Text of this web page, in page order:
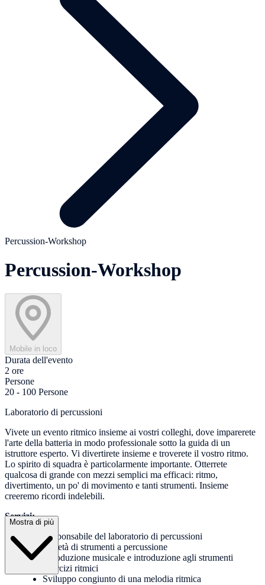
Percussion-Workshop
Percussion-Workshop
Mobile in loco
Durata dell'evento
2 ore
Persone
20 - 100 Persone
Laboratorio di percussioni
Vivete un evento ritmico insieme ai vostri colleghi, dove imparerete
l'arte della batteria in modo professionale sotto la guida di un
istruttore esperto. Vi divertirete insieme e troverete il vostro ritmo.
Lo spirito di squadra è particolarmente importante. Otterrete
qualcosa di grande con mezzi semplici ma efficaci: ritmo,
divertimento, un po' di movimento e tanti strumenti. Insieme
creeremo ricordi indelebili.
Servizi:
Responsabile del laboratorio di percussioni
Varietà di strumenti a percussione
Introduzione musicale e introduzione agli strumenti
Esercizi ritmici
Sviluppo congiunto di una melodia ritmica
Mostra di più